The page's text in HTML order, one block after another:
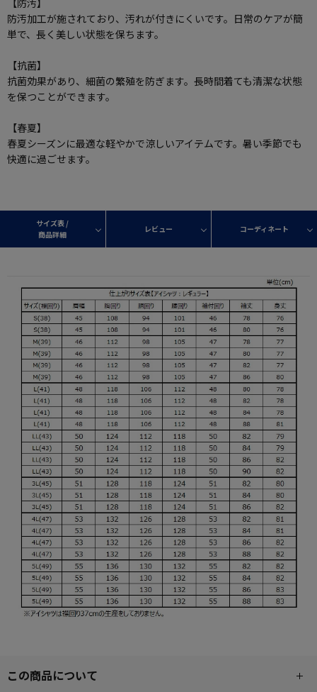
【防汚】
防汚加工が施されており、汚れが付きにくいです。日常のケアが簡
単で、長く美しい状態を保ちます。
【抗菌】
抗菌効果があり、細菌の繁殖を防ぎます。長時間着ても清潔な状態
を保つことができます。
【春夏】
春夏シーズンに最適な軽やかで涼しいアイテムです。暑い季節でも
快適に過ごせます。
サイズ表 /
商品詳細
レビュー コーディネート
この商品について